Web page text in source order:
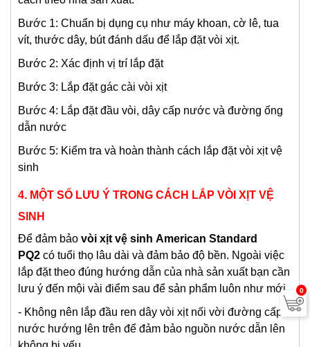
Bước 1: Chuẩn bị dụng cụ như máy khoan, cờ lê, tua
vít, thước dây, bút đánh dấu để lắp đặt vòi xịt.
Bước 2: Xác định vị trí lắp đặt
Bước 3: Lắp đặt gác cài vòi xịt
Bước 4: Lắp đặt đầu vòi, dây cấp nước và đường ống
dẫn nước
Bước 5: Kiểm tra và hoàn thành cách lắp đặt vòi xịt vệ
sinh
4. MỘT SỐ LƯU Ý TRONG CÁCH LẮP VÒI XỊT VỆ
SINH
Để đảm bảo vòi xịt vệ sinh American Standard
PQ2 có tuổi thọ lâu dài và đảm bảo độ bền. Ngoài việc
lắp đặt theo đúng hướng dẫn của nhà sản xuất bạn cần
lưu ý đến mội vài điểm sau để sản phẩm luôn như mới.
- Không nên lắp đầu ren dây vòi xịt nối vời đường cấp
nước hướng lên trên để đảm bảo nguồn nước dẫn lên
0